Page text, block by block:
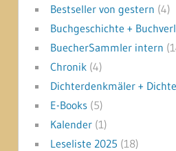
Bestseller von gestern (4)
Buchgeschichte +
BuecherSammler intern
Chronik(4)
Dichterdenkmäler +
E-Books(5)
Kalender(1)
Leseliste 2025 (18)